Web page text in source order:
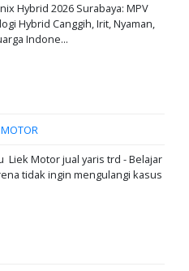
Hybrid 2026 Surabaya: MPV
Hybrid Canggih, Irit, Nyaman,
Indone...
Liek Motor jual yaris trd - Belajar
tidak ingin mengulangi kasus